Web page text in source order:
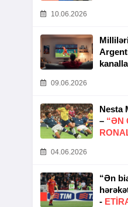
10.06.2026
09.06.2026
Nesta
– “ƏN
04.06.2026
“Ən
-